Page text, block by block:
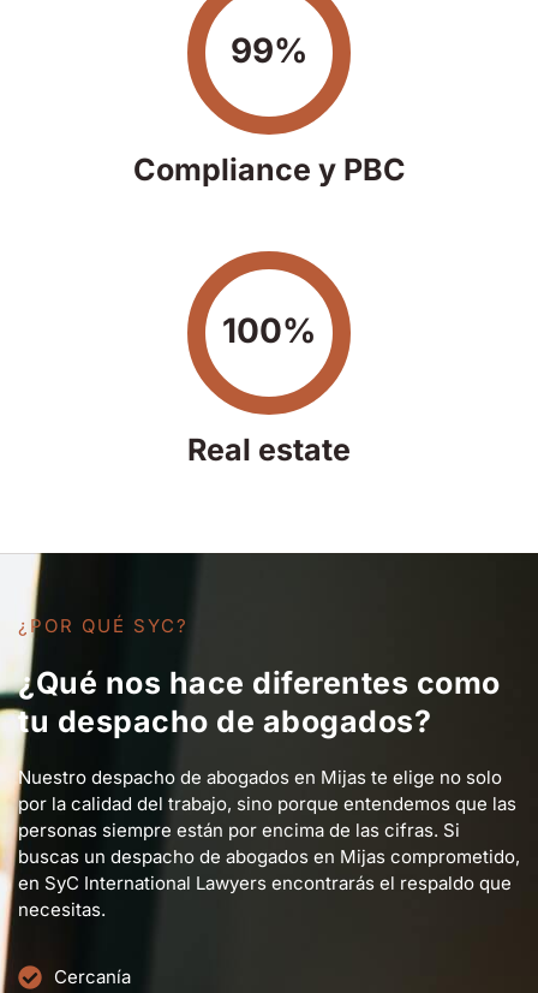
99%
Compliance y PBC
100%
Real estate
¿POR QUÉ SYC?
¿Qué nos hace diferentes como
tu despacho de abogados?
Nuestro despacho de abogados en Mijas te elige no solo
por la calidad del trabajo, sino porque entendemos que las
personas siempre están por encima de las cifras. Si
buscas un despacho de abogados en Mijas comprometido,
en SyC International Lawyers encontrarás el respaldo que
necesitas.
Cercanía